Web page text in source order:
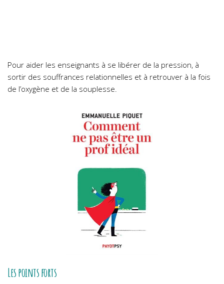
Pour aider les enseignants à se libérer de la pression, à
sortir des souffrances relationnelles et à retrouver à la fois
de l’oxygène et de la souplesse.
Les points forts